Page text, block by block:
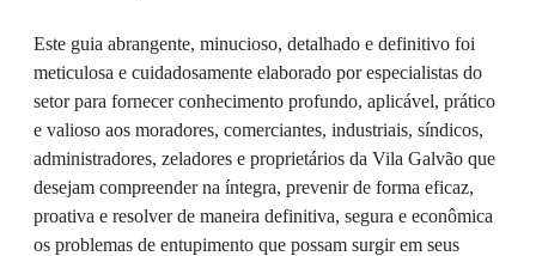
Este guia abrangente, minucioso, detalhado e definitivo foi
meticulosa e cuidadosamente elaborado por especialistas do
setor para fornecer conhecimento profundo, aplicável, prático
e valioso aos moradores, comerciantes, industriais, síndicos,
administradores, zeladores e proprietários da Vila Galvão que
desejam compreender na íntegra, prevenir de forma eficaz,
proativa e resolver de maneira definitiva, segura e econômica
os problemas de entupimento que possam surgir em seus